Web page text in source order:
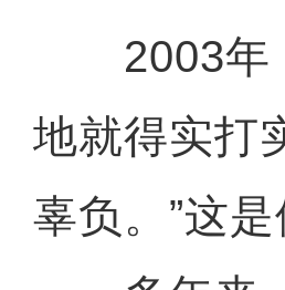
2003年，
地就得实打
辜负。”这